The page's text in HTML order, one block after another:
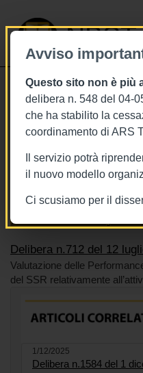
Avviso
Questo sito non è più
delibera n. 548 del 04-
che ha stabilito la
coordinamento di ARS
Il servizio potrà
il nuovo modello
Ci scusiamo per il
NBST
12/7/2021
Delibera n.712
Tags Cardiologia
BURT Bollettino della regione
Delibera n.712 del 12
Valutazione delle
del SSR relativamente
1/12/2025
Delibera n.1584 del 1